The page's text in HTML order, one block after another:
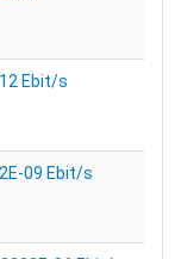
Ebit/s
09 Ebit/s